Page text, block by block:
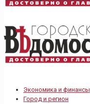
Экономика и финансы
Город и регион